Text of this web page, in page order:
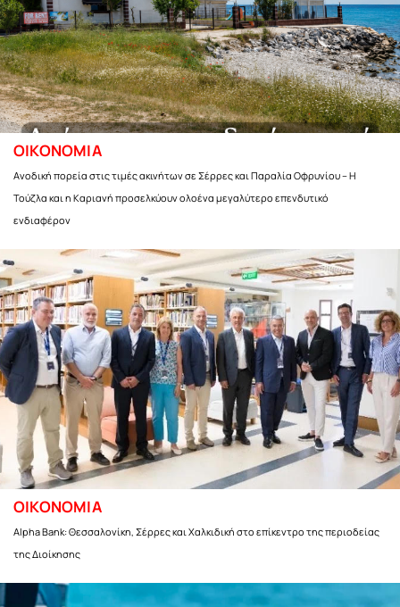
ΟΙΚΟΝΟΜΙΑ
Ανοδική πορεία στις τιμές ακινήτων σε Σέρρες και Παραλία Οφρυνίου – Η
Τούζλα και η Καριανή προσελκύουν ολοένα μεγαλύτερο επενδυτικό
ενδιαφέρον
ΟΙΚΟΝΟΜΙΑ
Alpha Bank: Θεσσαλονίκη, Σέρρες και Χαλκιδική στο επίκεντρο της περιοδείας
της Διοίκησης